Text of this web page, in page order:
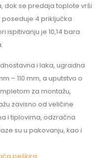
dok se predaja toplote vrši
4 priključka
ispitivanju je 10,14 bara
i laka, ugradna
– 110 mm, a uputstvo o
za montažu,
zavisno od veličine
i tiplovima, odzračna
su u pakovanju, kao i
peškira